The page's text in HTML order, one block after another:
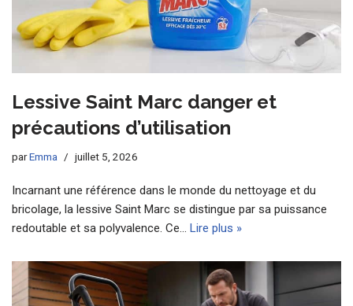
Lessive Saint Marc danger et
précautions d’utilisation
parEmma juillet 5, 2026
Incarnant une référence dans le monde du nettoyage et du
bricolage, la lessive Saint Marc se distingue par sa puissance
redoutable et sa polyvalence. Ce… Lire plus »